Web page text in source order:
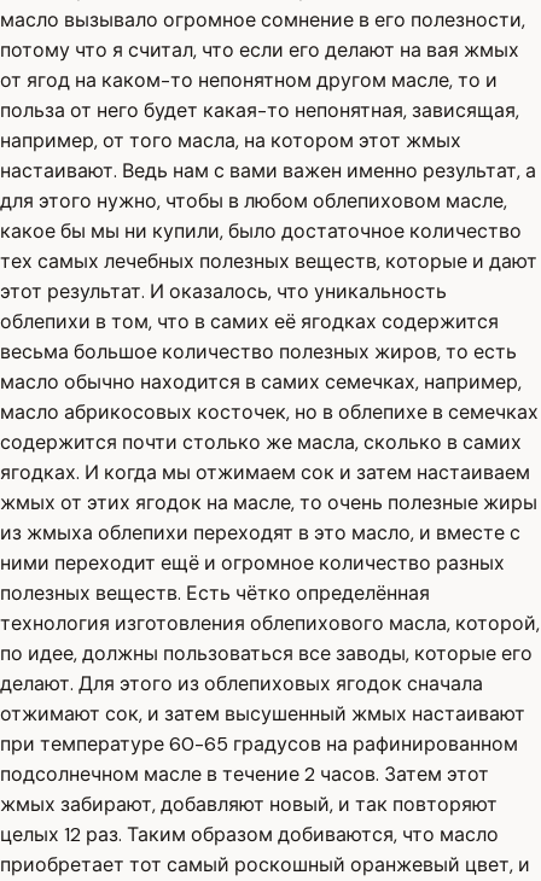
масло вызывало огромное сомнение в его полезности,
потому что я считал, что если его делают на вая жмых
от ягод на каком-то непонятном другом масле, то и
польза от него будет какая-то непонятная, зависящая,
например, от того масла, на котором этот жмых
настаивают. Ведь нам с вами важен именно результат, а
для этого нужно, чтобы в любом облепиховом масле,
какое бы мы ни купили, было достаточное количество
тех самых лечебных полезных веществ, которые и дают
этот результат. И оказалось, что уникальность
облепихи в том, что в самих её ягодках содержится
весьма большое количество полезных жиров, то есть
масло обычно находится в самих семечках, например,
масло абрикосовых косточек, но в облепихе в семечках
содержится почти столько же масла, сколько в самих
ягодках. И когда мы отжимаем сок и затем настаиваем
жмых от этих ягодок на масле, то очень полезные жиры
из жмыха облепихи переходят в это масло, и вместе с
ними переходит ещё и огромное количество разных
полезных веществ. Есть чётко определённая
технология изготовления облепихового масла, которой,
по идее, должны пользоваться все заводы, которые его
делают. Для этого из облепиховых ягодок сначала
отжимают сок, и затем высушенный жмых настаивают
при температуре 60-65 градусов на рафинированном
подсолнечном масле в течение 2 часов. Затем этот
жмых забирают, добавляют новый, и так повторяют
целых 12 раз. Таким образом добиваются, что масло
приобретает тот самый роскошный оранжевый цвет, и